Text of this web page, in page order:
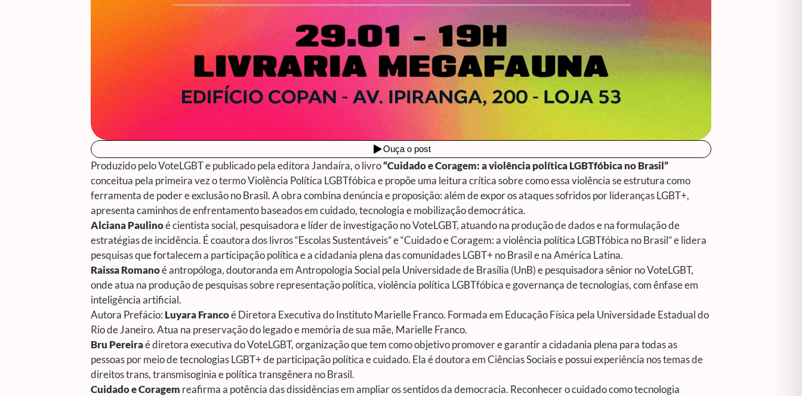
Produzido pelo VoteLGBT e publicado pela editora Jandaíra, o livro“Cuidado e Coragem: a violência política LGBTfóbica no Brasil”
conceitua pela primeira vez o termo Violência Política LGBTfóbica e propõe uma leitura crítica sobre como essa violência se estrutura como
ferramenta de poder e exclusão no Brasil. A obra combina denúncia e proposição: além de expor os ataques sofridos por lideranças LGBT+,
apresenta caminhos de enfrentamento baseados em cuidado, tecnologia e mobilização democrática.
Alciana Paulinoé cientista social, pesquisadora e líder de investigação no VoteLGBT, atuando na produção de dados e na formulação de
estratégias de incidência. É coautora dos livros “Escolas Sustentáveis” e “Cuidado e Coragem: a violência política LGBTfóbica no Brasil” e lidera
pesquisas que fortalecem a participação política e a cidadania plena das comunidades LGBT+ no Brasil e na América Latina.
Raissa Romanoé antropóloga, doutoranda em Antropologia Social pela Universidade de Brasília (UnB) e pesquisadora sênior no VoteLGBT,
onde atua na produção de pesquisas sobre representação política, violência política LGBTfóbica e governança de tecnologias, com ênfase em
inteligência artificial.
Autora Prefácio: Luyara Francoé Diretora Executiva do Instituto Marielle Franco. Formada em Educação Física pela Universidade Estadual do
Rio de Janeiro. Atua na preservação do legado e memória de sua mãe, Marielle Franco.
Bru Pereiraé diretora executiva do VoteLGBT, organização que tem como objetivo promover e garantir a cidadania plena para todas as
pessoas por meio de tecnologias LGBT+ de participação política e cuidado. Ela é doutora em Ciências Sociais e possui experiência nos temas de
direitos trans, transmisoginia e política transgênera no Brasil.
Cuidado e Coragem reafirma a potência das dissidências em ampliar os sentidos da democracia. Reconhecer o cuidado como tecnologia